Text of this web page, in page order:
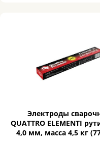
Электроды
QUATTRO ELEMENTI
4,0 мм, масса 4,5 кг